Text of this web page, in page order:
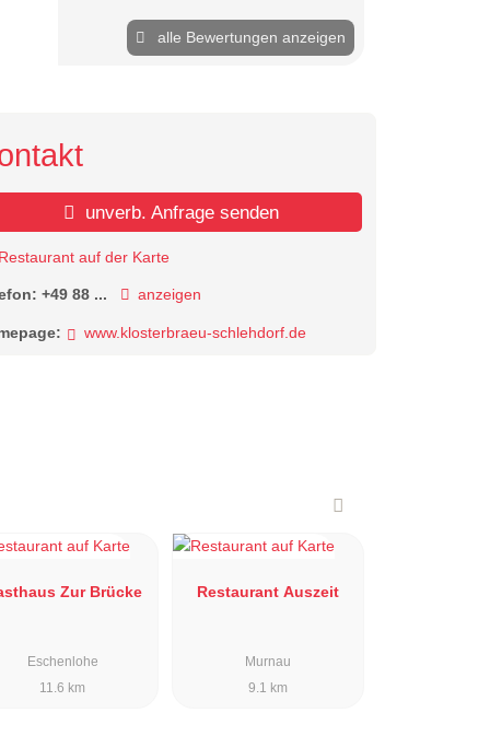
alle Bewertungen anzeigen
unverb. Anfrage senden
Restaurant auf der Karte
+49 88 ... anzeigen
www.klosterbraeu-schlehdorf.de
Zur Brücke
Eschenlohe
11.6 km
Restaurant Auszeit
Murnau
9.1 km